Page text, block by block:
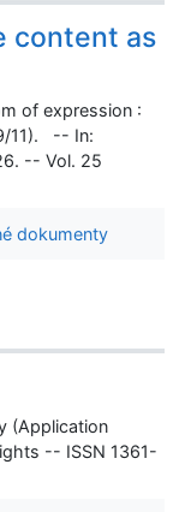
content as
of expression :
11). -- In:
-- Vol. 25
dokumenty
(Application
-- ISSN 1361-